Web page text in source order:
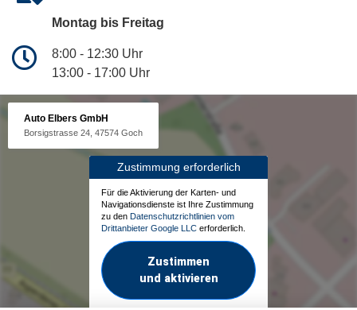
Montag bis Freitag
8:00 - 12:30 Uhr
13:00 - 17:00 Uhr
Auto Elbers GmbH
Borsigstrasse 24, 47574 Goch
Zustimmung erforderlich
Für die Aktivierung der Karten- und
Navigationsdienste ist Ihre Zustimmung
zu den Datenschutzrichtlinien vom
Drittanbieter Google LLC erforderlich.
Zustimmen
und aktivieren